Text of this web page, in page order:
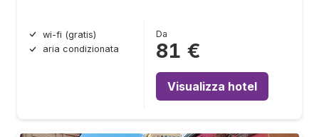
wi-fi (gratis)
aria condizionata
Da
81 €
Visualizza hotel